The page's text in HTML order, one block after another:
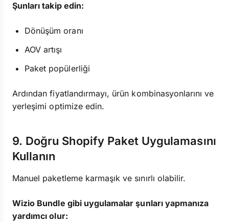
Şunları takip edin:
Dönüşüm oranı
AOV artışı
Paket popülerliği
Ardından fiyatlandırmayı, ürün kombinasyonlarını ve
yerleşimi optimize edin.
9. Doğru Shopify Paket Uygulamasını
Kullanın
Manuel paketleme karmaşık ve sınırlı olabilir.
Wizio Bundle gibi uygulamalar şunları yapmanıza
yardımcı olur: